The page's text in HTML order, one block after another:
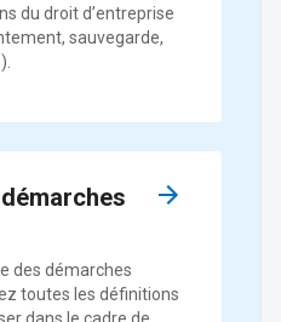
du droit d’entreprise
sauvegarde,
des démarches
toutes les définitions